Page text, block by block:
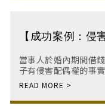
【成功案例：侵
當事人於婚內期間借
子有侵害配偶權的事
妻要求還款，卻遭前
訴訟，要求前妻返還
金。